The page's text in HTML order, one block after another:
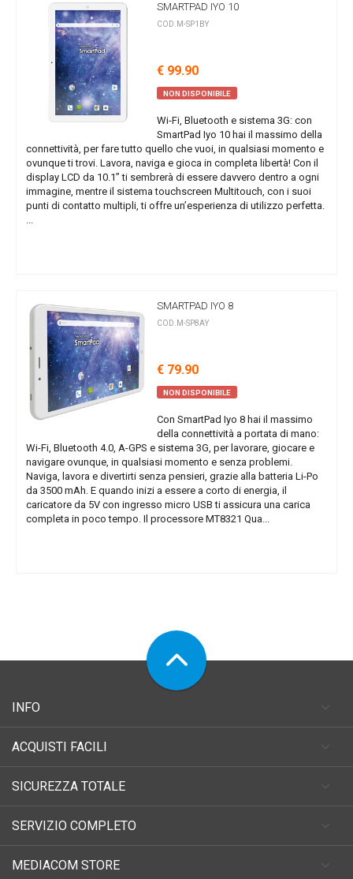
SMARTPAD IYO 10
COD.M-SP1BY
€ 99.90
NON DISPONIBILE
Wi-Fi, Bluetooth e sistema 3G: con
SmartPad Iyo 10 hai il massimo della
connettività, per fare tutto quello che vuoi, in qualsiasi momento e
ovunque ti trovi. Lavora, naviga e gioca in completa libertà! Con il
display LCD da 10.1” ti sembrerà di essere davvero dentro a ogni
immagine, mentre il sistema touchscreen Multitouch, con i suoi
punti di contatto multipli, ti offre un’esperienza di utilizzo perfetta.
...
SMARTPAD IYO 8
COD.M-SP8AY
€ 79.90
NON DISPONIBILE
Con SmartPad Iyo 8 hai il massimo
della connettività a portata di mano:
Wi-Fi, Bluetooth 4.0, A-GPS e sistema 3G, per lavorare, giocare e
navigare ovunque, in qualsiasi momento e senza problemi.
Naviga, lavora e divertirti senza pensieri, grazie alla batteria Li-Po
da 3500 mAh. E quando inizi a essere a corto di energia, il
caricatore da 5V con ingresso micro USB ti assicura una carica
completa in poco tempo. Il processore MT8321 Qua...
INFO
ACQUISTI FACILI
SICUREZZA TOTALE
SERVIZIO COMPLETO
MEDIACOM STORE